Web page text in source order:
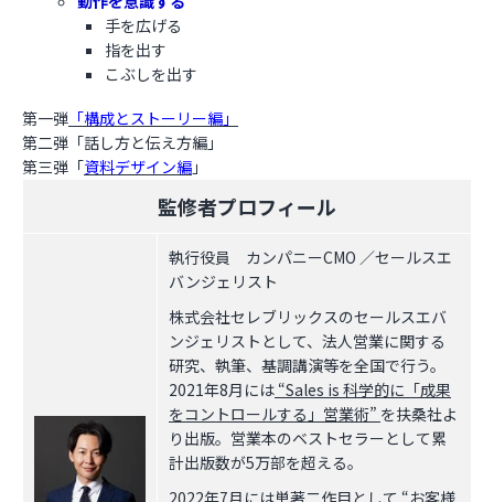
手を広げる
指を出す
こぶしを出す
第一弾 「構成とストーリー編」
第二弾「話し方と伝え方編」
第三弾「資料デザイン編 」
監修者プロフィール
執行役員 カンパニーCMO ／セールスエ
バンジェリスト
株式会社セレブリックスのセールスエバ
ンジェリストとして、法人営業に関する
研究、執筆、基調講演等を全国で行う。
2021年8月には “Sales is 科学的に「成果
をコントロールする」営業術” を扶桑社よ
り出版。営業本のベストセラーとして累
計出版数が5万部を超える。
2022年7月には単著二作目として “お客様